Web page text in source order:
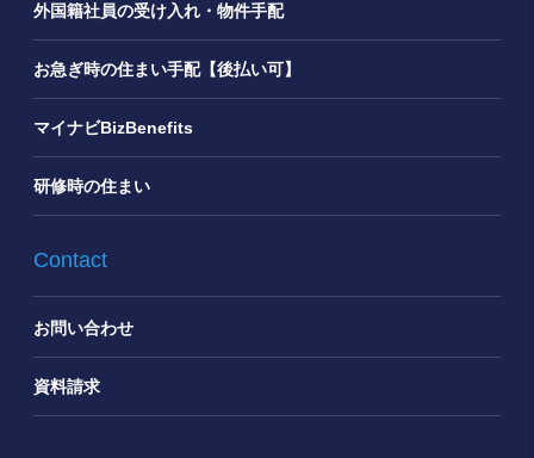
外国籍社員の受け入れ・物件手配
お急ぎ時の住まい手配【後払い可】
マイナビBizBenefits
研修時の住まい
Contact
お問い合わせ
資料請求